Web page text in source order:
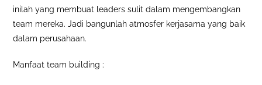
inilah yang membuat leaders sulit dalam mengembangkan
team mereka. Jadi bangunlah atmosfer kerjasama yang baik
dalam perusahaan.
Manfaat team building :